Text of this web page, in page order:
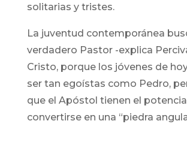
solitarias y tristes.
La juventud contemporánea
verdadero Pastor -explica
Cristo, porque los jóvenes de
ser tan egoístas como Pedro,
que el Apóstol tienen el
convertirse en una “piedra